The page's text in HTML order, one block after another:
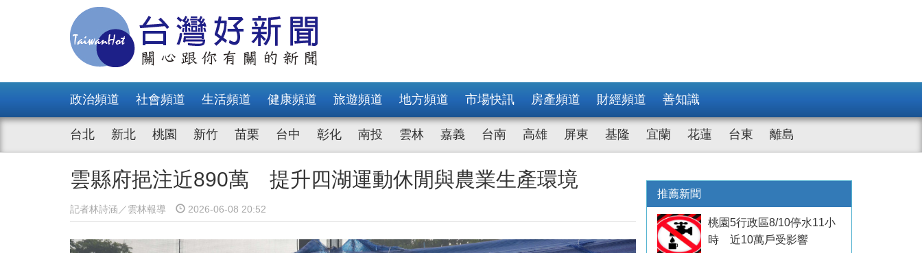
政治頻道 社會頻道 生活頻道 健康頻道 旅遊頻道 地方頻道 市場快訊 房產頻道 財經頻道 善知識
台北 新北 桃園 新竹 苗栗 台中 彰化 南投 雲林 嘉義 台南 高雄 屏東 基隆 宜蘭 花蓮 台東 離島
雲縣府挹注近890萬 提升四湖運動休閒與農業生產環境
記者林詩涵／雲林報導 2026-06-08 20:52
推薦新聞
桃園5行政區8/10停水11小
時 近10萬戶受影響